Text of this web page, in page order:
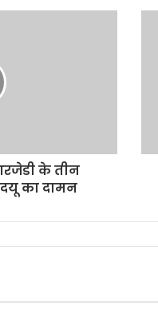
के तीन
का दामन